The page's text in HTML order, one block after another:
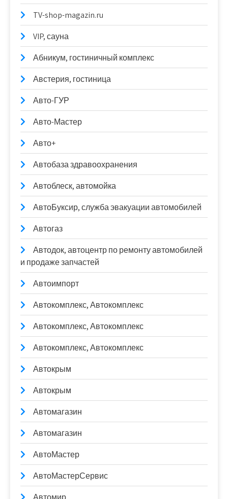
TV-shop-magazin.ru
VIP, сауна
Абникум, гостиничный комплекс
Австерия, гостиница
Авто-ГУР
Авто-Мастер
Авто+
Автобаза здравоохранения
Автоблеск, автомойка
АвтоБуксир, служба эвакуации автомобилей
Автогаз
Автодок, автоцентр по ремонту автомобилей
и продаже запчастей
Автоимпорт
Автокомплекс, Автокомплекс
Автокомплекс, Автокомплекс
Автокомплекс, Автокомплекс
Автокрым
Автокрым
Автомагазин
Автомагазин
АвтоМастер
АвтоМастерСервис